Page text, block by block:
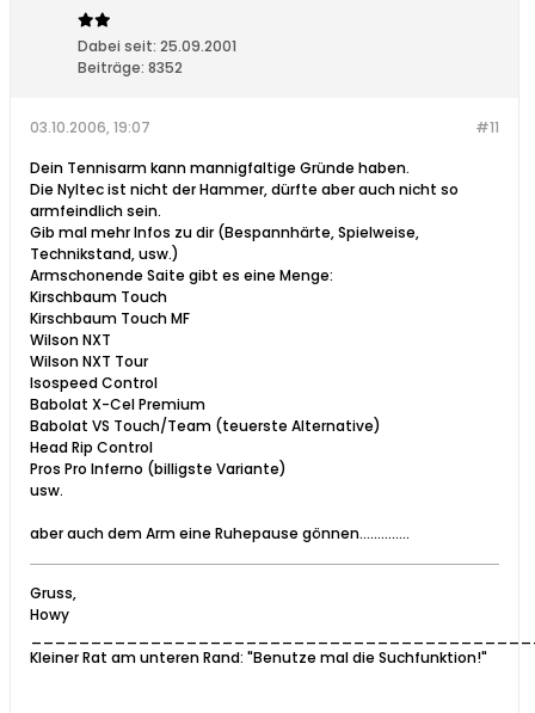
Dabei seit: 25.09.2001
Beiträge: 8352
#11
03.10.2006, 19:07
Dein Tennisarm kann mannigfaltige Gründe haben.
Die Nyltec ist nicht der Hammer, dürfte aber auch nicht so
armfeindlich sein.
Gib mal mehr Infos zu dir (Bespannhärte, Spielweise,
Technikstand, usw.)
Armschonende Saite gibt es eine Menge:
Kirschbaum Touch
Kirschbaum Touch MF
Wilson NXT
Wilson NXT Tour
Isospeed Control
Babolat X-Cel Premium
Babolat VS Touch/Team (teuerste Alternative)
Head Rip Control
Pros Pro Inferno (billigste Variante)
usw.
aber auch dem Arm eine Ruhepause gönnen..............
Gruss,
Howy
Kleiner Rat am unteren Rand: "Benutze mal die Suchfunktion!"